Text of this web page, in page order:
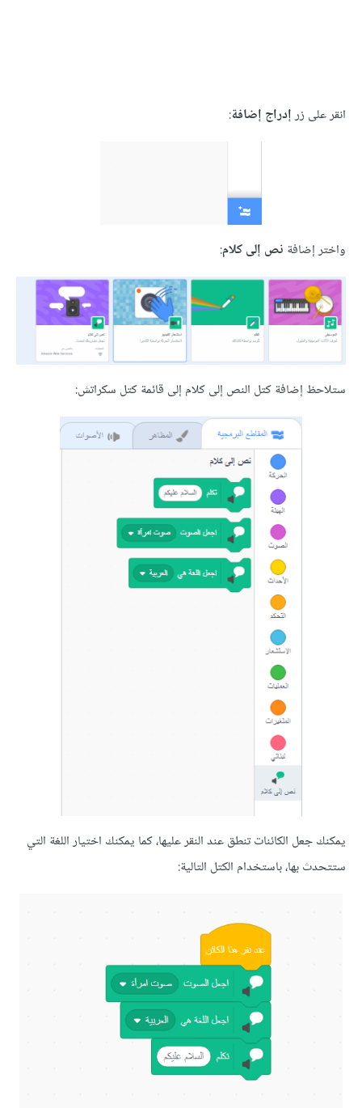
زرإدراج إضافة:
نص إلى كلام:
إضافة كتل النص إلى كلام إلى قائمة كتل سكراتش:
الكائنات تنطق عند النقر عليها، كما يمكنك اختيار اللغة التي
باستخدام الكتل التالية: